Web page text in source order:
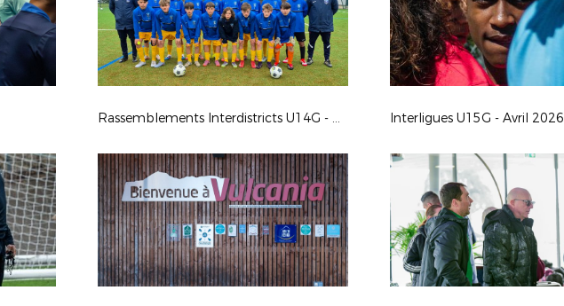
Rassemblements Interdistricts U14G - Avr. 2026 Interligues U15G - Avril 2026